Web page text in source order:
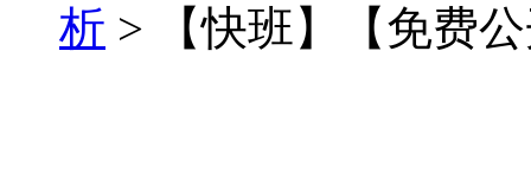
析 > 【快班】【免费